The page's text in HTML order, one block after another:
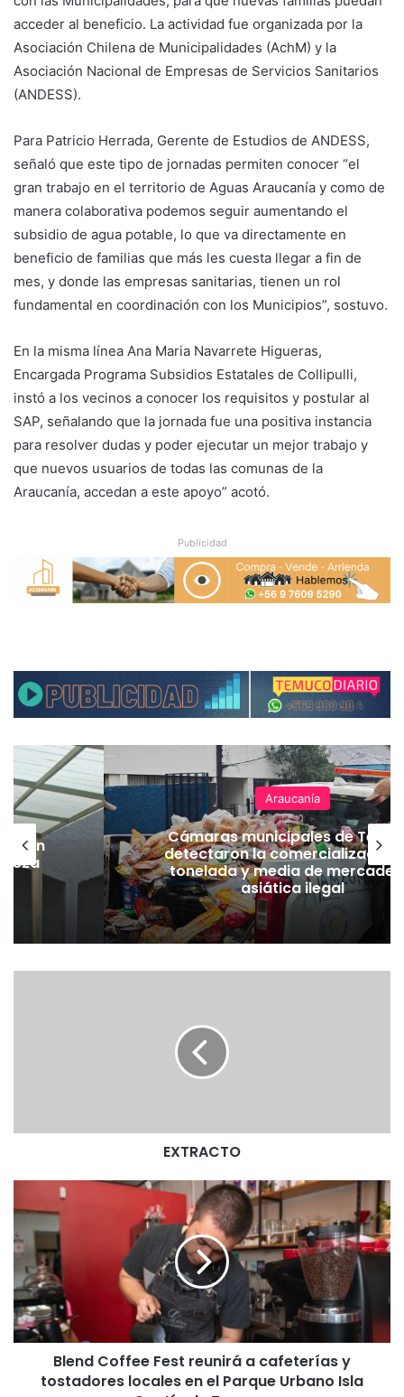
acceder al beneficio. La actividad fue organizada por la
Asociación Chilena de Municipalidades (AchM) y la
Asociación Nacional de Empresas de Servicios Sanitarios
(ANDESS).
Para Patricio Herrada, Gerente de Estudios de ANDESS,
señaló que este tipo de jornadas permiten conocer “el
gran trabajo en el territorio de Aguas Araucanía y como de
manera colaborativa podemos seguir aumentando el
subsidio de agua potable, lo que va directamente en
beneficio de familias que más les cuesta llegar a fin de
mes, y donde las empresas sanitarias, tienen un rol
fundamental en coordinación con los Municipios”, sostuvo.
En la misma línea Ana Maria Navarrete Higueras,
Encargada Programa Subsidios Estatales de Collipulli,
instó a los vecinos a conocer los requisitos y postular al
SAP, señalando que la jornada fue una positiva instancia
para resolver dudas y poder ejecutar un mejor trabajo y
que nuevos usuarios de todas las comunas de la
Araucanía, accedan a este apoyo” acotó.
Publicidad
Araucanía
Cámaras municipales de
detectaron la comercialización
tonelada y media de
asiática ilegal
EXTRACTO
l
n
C
o
f
f
Blend Coffee Fest reunirá a cafeterías y
tostadores locales en el Parque Urbano Isla